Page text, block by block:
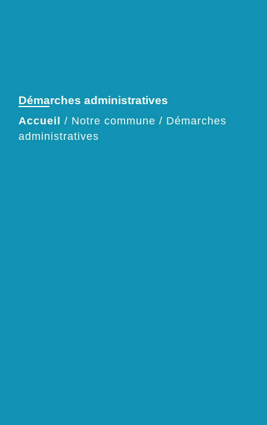
Démarches administratives
Accueil / Notre commune / Démarches
administratives